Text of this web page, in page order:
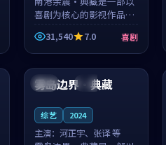
喜剧为核心的影视作品，
围绕危机、反转与人物成
长展开，整体节奏紧凑，
值得推荐观看。
31,540 7.0 喜剧
英国 独播
99:25
雾岛边界·典藏
综艺 2024
主演：河正宇、张译 等